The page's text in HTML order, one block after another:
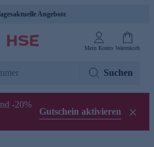
Angebote
Mein Konto Warenkorb
Suchen
-20%
Gutschein aktivieren